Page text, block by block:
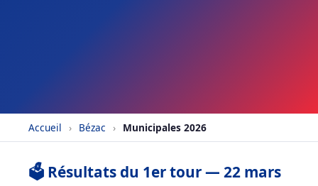
Accueil › Bézac › Municipales 2026
🗳️ Résultats du 1er tour — 22 mars